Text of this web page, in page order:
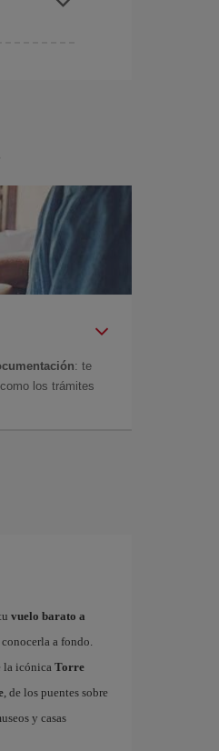
: te
los trámites
vuelo barato a
a fondo.
la icónica Torre
, de los puentes sobre
y casas